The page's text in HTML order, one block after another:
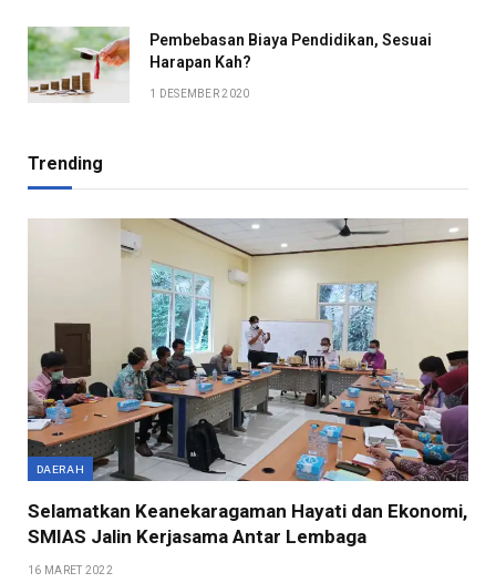
Pembebasan Biaya Pendidikan, Sesuai
Harapan Kah?
1 DESEMBER 2020
Trending
DAERAH
Selamatkan Keanekaragaman Hayati dan Ekonomi,
SMIAS Jalin Kerjasama Antar Lembaga
16 MARET 2022